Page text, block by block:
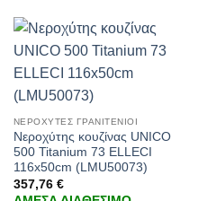
ΝΕΡΟΧΥΤΕΣ ΓΡΑΝΙΤΕΝΙΟΙ
Νεροχύτης κουζίνας UNICO
500 Titanium 73 ELLECI
116x50cm (LMU50073)
357,76 €